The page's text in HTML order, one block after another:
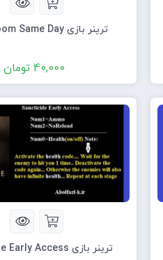
ترینر بازی Same Room Same Day
40,000 تومان
ترینر بازی Sancticide Early Access